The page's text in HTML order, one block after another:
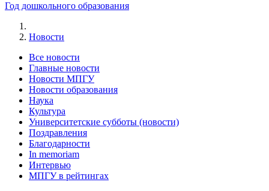
Год дошкольного образования
Новости
Все новости
Главные новости
Новости МПГУ
Новости образования
Наука
Культура
Университетские субботы (новости)
Поздравления
Благодарности
In memoriam
Интервью
МПГУ в рейтингах